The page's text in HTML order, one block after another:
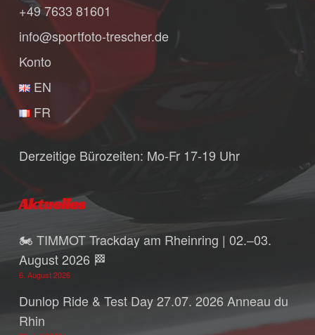
+49 7633 81601
info@sportfoto-trescher.de
Konto
EN
FR
Derzeitige Bürozeiten: Mo-Fr 17-19 Uhr
Aktuelles
🏍️ TIMMOT Trackday am Rheinring | 02.–03.
August 2026 🏁
6. August 2026
Dunlop Ride & Test Day 27.07. 2026 Anneau du
Rhin